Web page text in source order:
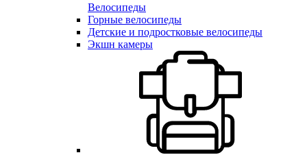
Велосипеды
Горные велосипеды
Детские и подростковые велосипеды
Экшн камеры